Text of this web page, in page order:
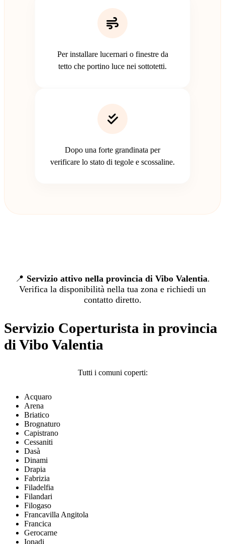
Per installare lucernari o finestre da
tetto che portino luce nei sottotetti.
Dopo una forte grandinata per
verificare lo stato di tegole e scossaline.
📍 Servizio attivo nella provincia di Vibo Valentia.
Verifica la disponibilità nella tua zona e richiedi un
contatto diretto.
Servizio Coperturista in provincia
di Vibo Valentia
Tutti i comuni coperti:
Acquaro
Arena
Briatico
Brognaturo
Capistrano
Cessaniti
Dasà
Dinami
Drapia
Fabrizia
Filadelfia
Filandari
Filogaso
Francavilla Angitola
Francica
Gerocarne
Ionadi